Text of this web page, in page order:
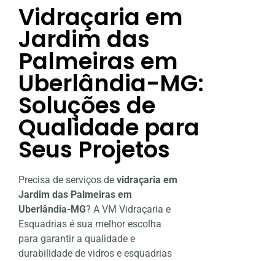
Vidraçaria em
Jardim das
Palmeiras em
Uberlândia-MG:
Soluções de
Qualidade para
Seus Projetos
Precisa de serviços de vidraçaria em
Jardim das Palmeiras em
Uberlândia-MG? A VM Vidraçaria e
Esquadrias é sua melhor escolha
para garantir a qualidade e
durabilidade de vidros e esquadrias